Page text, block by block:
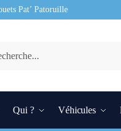
Pat’ Patoruille
Qui ? Véhicules